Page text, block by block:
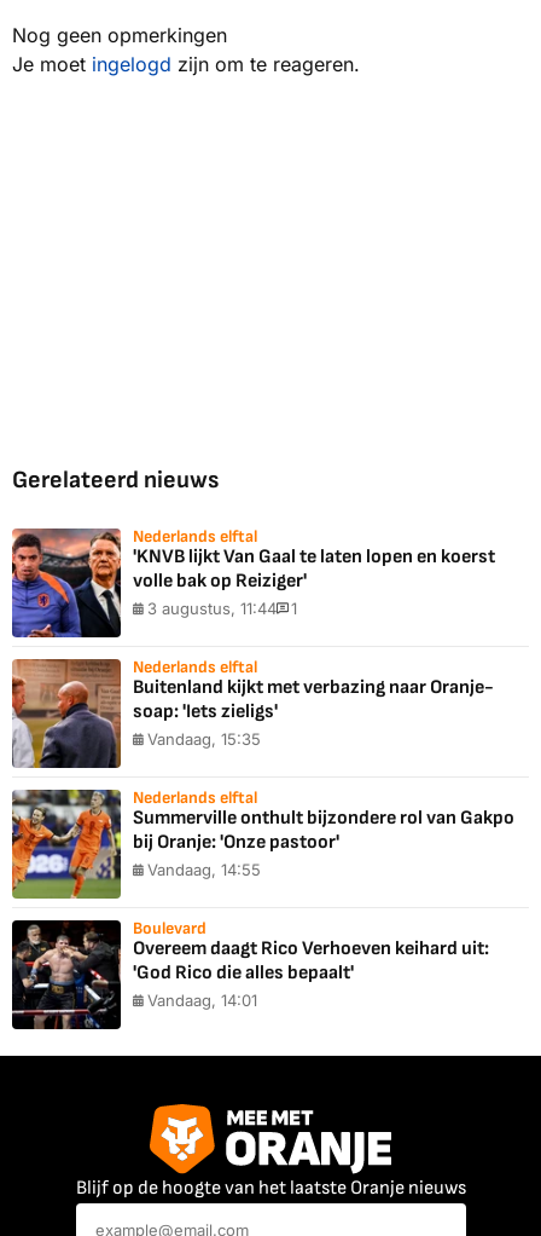
Nog geen opmerkingen
Je moet ingelogd zijn om te reageren.
Gerelateerd nieuws
Nederlands elftal
'KNVB lijkt Van Gaal te laten lopen en koerst
volle bak op Reiziger'
3 augustus, 11:44 1
Nederlands elftal
Buitenland kijkt met verbazing naar Oranje-
soap: 'Iets zieligs'
Vandaag, 15:35
Nederlands elftal
Summerville onthult bijzondere rol van Gakpo
bij Oranje: 'Onze pastoor'
Vandaag, 14:55
Boulevard
Overeem daagt Rico Verhoeven keihard uit:
'God Rico die alles bepaalt'
Vandaag, 14:01
Blijf op de hoogte van het laatste Oranje nieuws